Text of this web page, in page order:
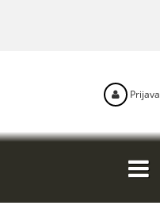
Prijava